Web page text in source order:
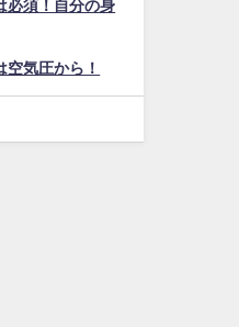
必須！自分の身
気圧から！